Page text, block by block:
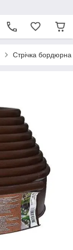
Стрічка бордюрна